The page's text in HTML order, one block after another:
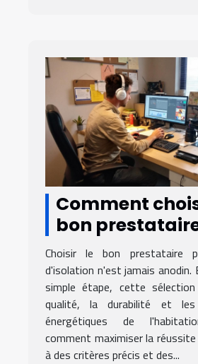
Comment
bon
votre projet
?
Choisir le bon prestataire
d'isolation n'est jamais anodin.
simple étape, cette
qualité, la durabilité et les
énergétiques de
comment maximiser la
à des critères précis et des...